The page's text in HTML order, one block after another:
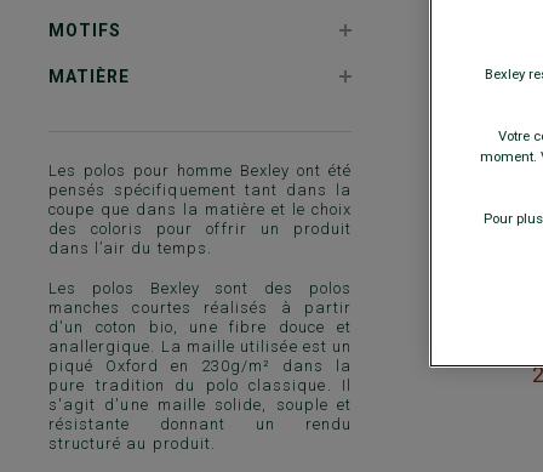
MOTIFS
MATIÈRE
Les polos pour homme Bexley ont été
pensés spécifiquement tant dans la
coupe que dans la matière et le choix
des coloris pour offrir un produit
dans l’air du temps.
Les polos Bexley sont des polos
manches courtes réalisés à partir
d'un coton bio, une fibre douce et
anallergique. La maille utilisée est un
piqué Oxford en 230g/m² dans la
pure tradition du polo classique. Il
s'agit d'une maille solide, souple et
résistante donnant un rendu
structuré au produit.
Bexley
Votre
moment.
Pour